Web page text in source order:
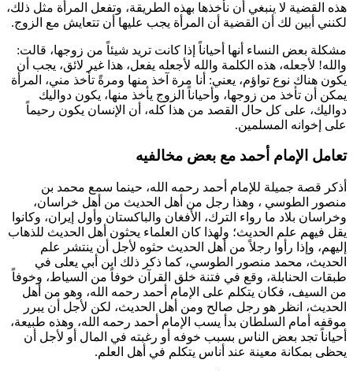
هذه القضية لا ينبغي أن نأخذها بهذه الطريقة، وتفعل المرأة مثل ذلك،
لكنني أبين لك أن القضية أن المرأة يجب عليها أن تتعايش مع الزوج.
مشكلة بعض النساء أنها أحياناً إذا كانت تريد شيئاً من زوجها، قالت:
والله! لأجعله، هذه الكلمة والله لأجعله يفعل، هذا غير لائق، يجب أن
يكون هناك نوع تواؤم، يعني: أنا مرة آخذ منها ومرةً تأخذ مني، المرأة
يمكن أن تأخذ من زوجها، وأحياناً الزوج يأخذ منها، يكون دواليك
دواليك، على كل حال القصد من هذا كله، أن الإنسان يكون رحيماً
على إخوانه المسلمين.
تعامل الإمام أحمد مع بعض مخالفيه
أذكر قصة جميلة للإمام أحمد رحمه الله، حينما سمع محمد بن
منصور الطوسي ، وهذا رجل من أهل الحديث من أهل خراسان،
وخراسان بلاد ما رواء الترك، الأفغان والباكستان وأول إيران، وكانوا
يقل فيهم علم الحديث؛ ولهذا كان العلماء يحثون أهل الحديث للذهاب
إليهم، وإذا رأوا رجلاً من أهل الحديث حثوه لأجل أن ينتشر علم
الحديث، محمد منصور الطوسي، كما ذكر ذلك ابن أبي يعلى في
طبقات الحنابلة، وقع في فتنة خلق القرآن خوفاً من السياط، وخوفاً
من السيف، فكان يتكلم على الإمام أحمد رحمه الله، وهو من أهل
الحديث، انظر هو رجل صالح ومن أهل الحديث، لكن لأجل أن يبرر
موقفه أمام السلطان بدأ يسب الإمام أحمد رحمه الله، وهذه طبيعة،
أحياناً تجد بعض الناس بسبب خوفه أو رغبته في المال أو لأجل أن
يحظى بمكانة معينة عند أناس يتكلم في أهل العلم.